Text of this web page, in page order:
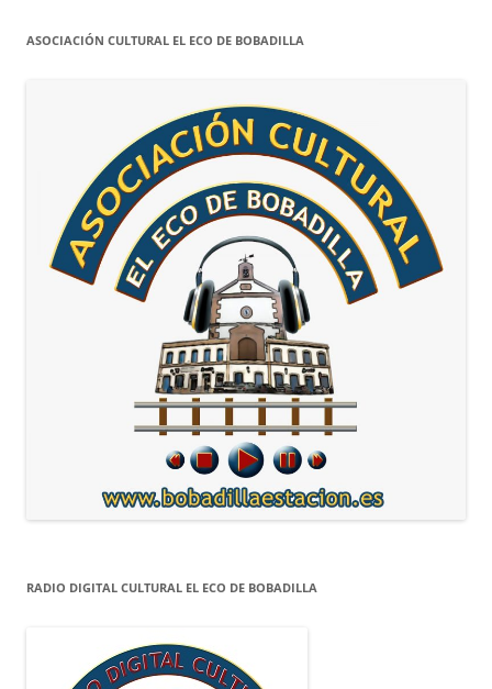
ASOCIACIÓN CULTURAL EL ECO DE BOBADILLA
RADIO DIGITAL CULTURAL EL ECO DE BOBADILLA